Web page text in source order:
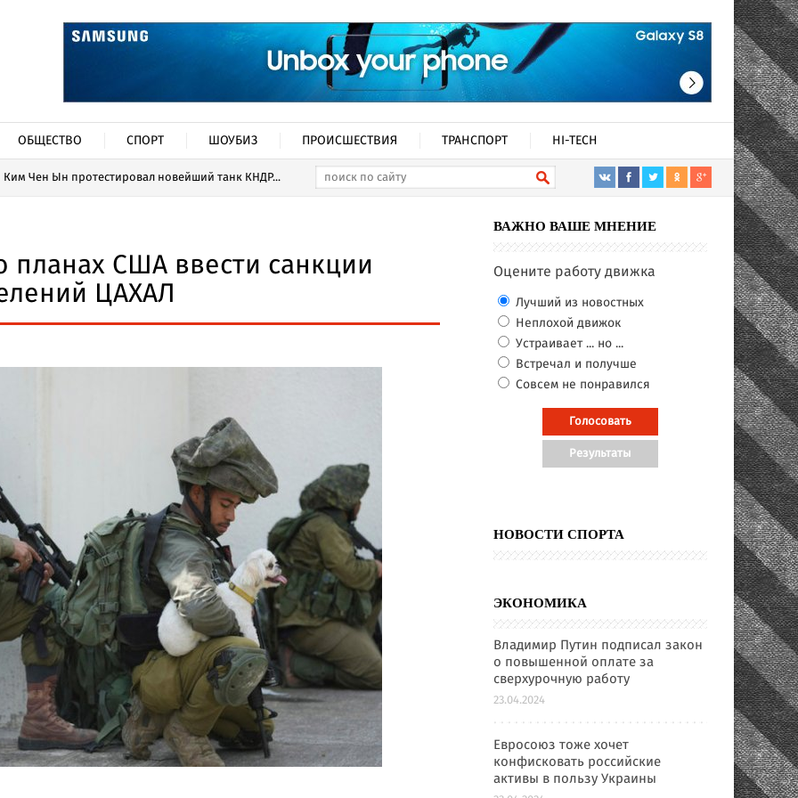
ОБЩЕСТВО СПОРТ ШОУБИЗ ПРОИСШЕСТВИЯ ТРАНСПОРТ HI-TECH
Ким Чен Ын протестировал новейший танк КНДР...
планах США ввести санкции
ЦАХАЛ
ВАЖНО ВАШЕ МНЕНИЕ
Оцените работу движка
Лучший из новостных
Неплохой движок
Устраивает ... но ...
Встречал и получше
Совсем не понравился
НОВОСТИ СПОРТА
ЭКОНОМИКА
Владимир Путин подписал закон
о повышенной оплате за
сверхурочную работу
23.04.2024
Евросоюз тоже хочет
конфисковать российские
активы в пользу Украины